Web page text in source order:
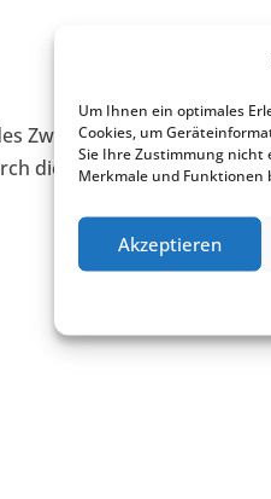
Um Ihnen ein optimales
Cookies, um
Sie Ihre Zustimmung
Merkmale und
Akzeptieren
Zweckverbandes
die